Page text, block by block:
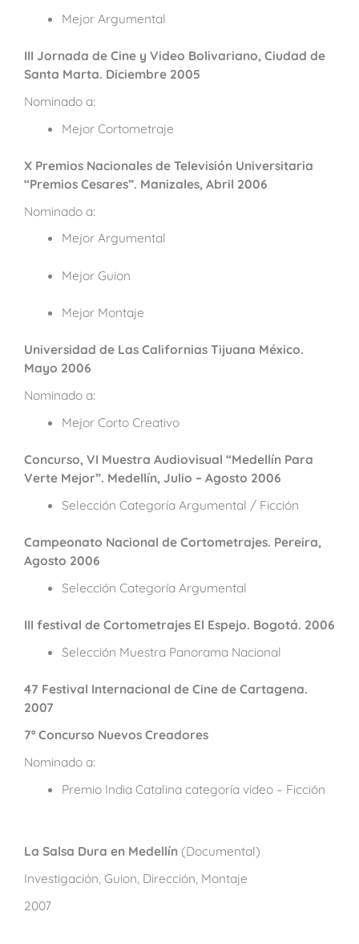
Mejor Argumental
III Jornada de Cine y Video Bolivariano, Ciudad de
Santa Marta. Diciembre 2005
Nominado a:
Mejor Cortometraje
X Premios Nacionales de Televisión Universitaria
“Premios Cesares”. Manizales, Abril 2006
Nominado a:
Mejor Argumental
Mejor Guion
Mejor Montaje
Universidad de Las Californias Tijuana México.
Mayo 2006
Nominado a:
Mejor Corto Creativo
Concurso, VI Muestra Audiovisual “Medellín Para
Verte Mejor”. Medellín, Julio – Agosto 2006
Selección Categoría Argumental / Ficción
Campeonato Nacional de Cortometrajes. Pereira,
Agosto 2006
Selección Categoría Argumental
III festival de Cortometrajes El Espejo. Bogotá. 2006
Selección Muestra Panorama Nacional
47 Festival Internacional de Cine de Cartagena.
2007
7º Concurso Nuevos Creadores
Nominado a:
Premio India Catalina categoría video – Ficción
La Salsa Dura en Medellín (Documental)
Investigación, Guion, Dirección, Montaje
2007